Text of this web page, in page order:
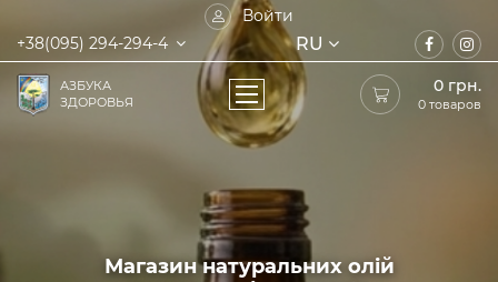
Войти
+38(095) 294-294-4
RU
АЗБУКА
ЗДОРОВЬЯ
0 грн.
0 товаров
Магазин натуральних олій